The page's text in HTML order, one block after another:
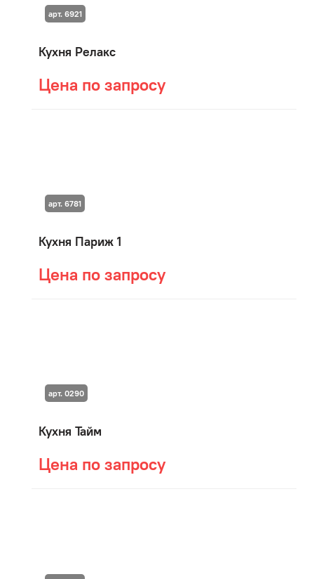
Кухня Релакс
Цена по запросу
арт. 6921
Кухня Париж 1
Цена по запросу
арт. 6781
Кухня Тайм
Цена по запросу
арт. 0290